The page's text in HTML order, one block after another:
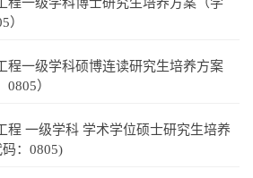
程一级学科博士研究生培养方案（学
）
程一级学科硕博连读研究生培养方案
0805）
程 一级学科 学术学位硕士研究生培养
：0805)